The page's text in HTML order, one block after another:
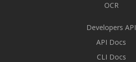
OCR
Developers API
API Docs
CLI Docs